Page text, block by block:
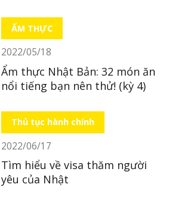
ẨM THỰC
2022/05/18
Ẩm thực Nhật Bản: 32 món ăn
nổi tiếng bạn nên thử! (kỳ 4)
Thủ tục hành chính
2022/06/17
Tìm hiểu về visa thăm người
yêu của Nhật